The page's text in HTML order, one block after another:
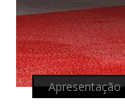
Apresentação